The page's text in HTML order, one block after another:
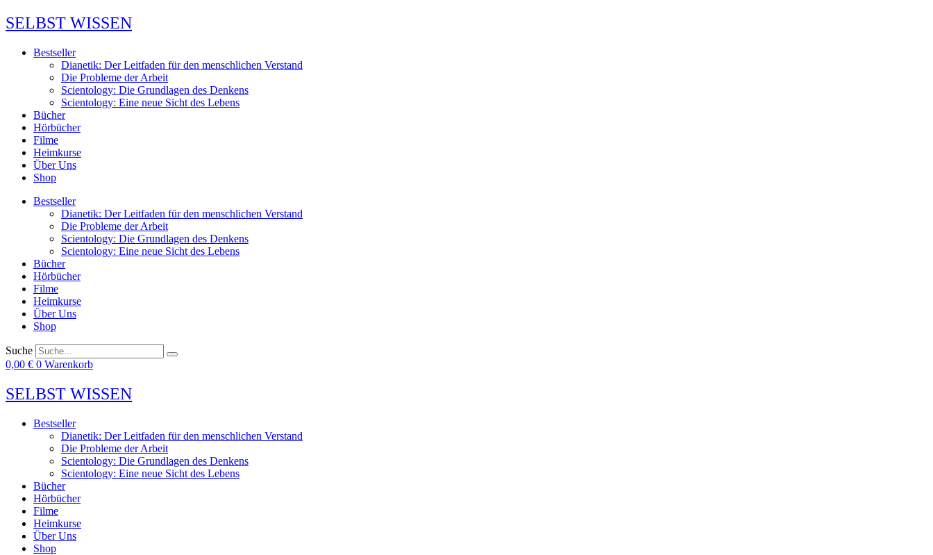
Zum
Inhalt
SELBST WISSEN
Bestseller
Dianetik: Der Leitfaden für den menschlichen Verstand
Die Probleme der Arbeit
Scientology: Die Grundlagen des Denkens
Scientology: Eine neue Sicht des Lebens
Bücher
Hörbücher
Filme
Heimkurse
Über Uns
Shop
Bestseller
Dianetik: Der Leitfaden für den menschlichen Verstand
Die Probleme der Arbeit
Scientology: Die Grundlagen des Denkens
Scientology: Eine neue Sicht des Lebens
Bücher
Hörbücher
Filme
Heimkurse
Über Uns
Shop
Suche
0,00 € 0 Warenkorb
SELBST WISSEN
Bestseller
Dianetik: Der Leitfaden für den menschlichen Verstand
Die Probleme der Arbeit
Scientology: Die Grundlagen des Denkens
Scientology: Eine neue Sicht des Lebens
Bücher
Hörbücher
Filme
Heimkurse
Über Uns
Shop